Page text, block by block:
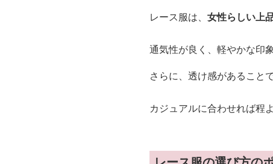
レース服は、 女性らしい上
通気性が良く、軽やかな印
さらに、透け感があること
カジュアルに合わせれば程